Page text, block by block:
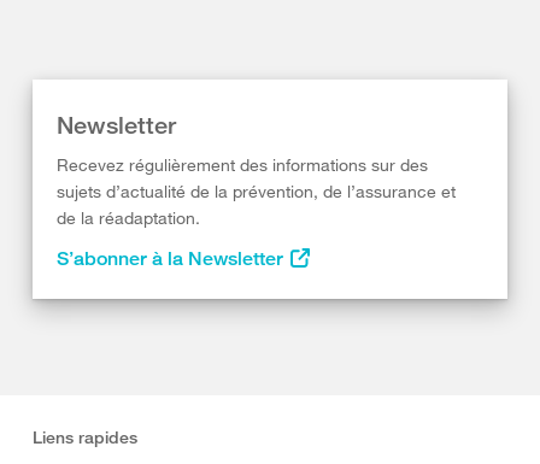
Newsletter
Recevez régulièrement des informations sur des
sujets d’actualité de la prévention, de l’assurance et
de la réadaptation.
S’abonner à la Newsletter
Liens rapides